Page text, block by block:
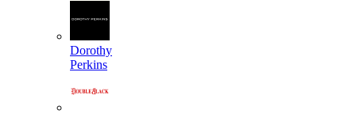
Dorothy
Perkins